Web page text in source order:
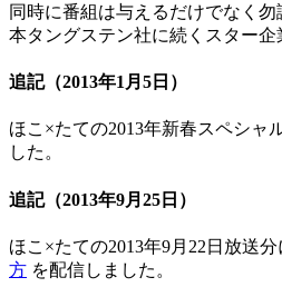
同時に番組は与えるだけでなく
本タングステン社に続くスター
追記（2013年1月5日）
ほこ×たての2013年新春スペシャ
した。
追記（2013年9月25日）
ほこ×たての2013年9月22日放送
方 を配信しました。